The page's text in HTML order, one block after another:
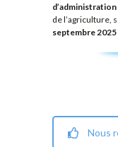
d’administration
de l’agriculture,
septembre 2025
Nous